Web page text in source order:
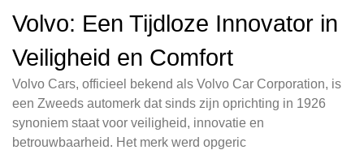
Volvo: Een Tijdloze Innovator in
Veiligheid en Comfort
Volvo Cars, officieel bekend als Volvo Car Corporation, is
een Zweeds automerk dat sinds zijn oprichting in 1926
synoniem staat voor veiligheid, innovatie en
betrouwbaarheid. Het merk werd opgeric